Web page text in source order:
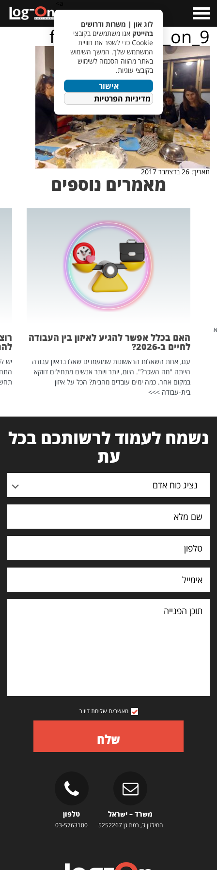
Menu
foodsteps_log_on_9
תאריך: 26 בדצמבר 2017
מאמרים נוספים
האם בכלל אפשר להגיע לאיזון בין העבודה
לחיים ב-2026?
עם, אחת השאלות הראשונות שמועמדים שאלו בראיון עבודה
הייתה "מה השכר?". היום, יותר ויותר אנשים מתחילים דווקא
במקום אחר. כמה ימים עובדים מהבית? הכל על איזון
בית-עבודה >>>
יש
נשמח לעמוד לרשותכם בכל
עת
נציג כוח אדם
תוכן
הפנייה
מאשר/ת שליחת דיוור
שלח
משרד – ישראל
החילזון 3, רמת גן 5252267
טלפון
03-5763100
לוג און | משרות ודרושים
בהייטק אנו משתמשים בקובצי
Cookie כדי לשפר את חוויית
המשתמש שלך. המשך השימוש
באתר מהווה הסכמה לשימוש
בקובצי עוגיות.
אישור
מדיניות הפרטיות